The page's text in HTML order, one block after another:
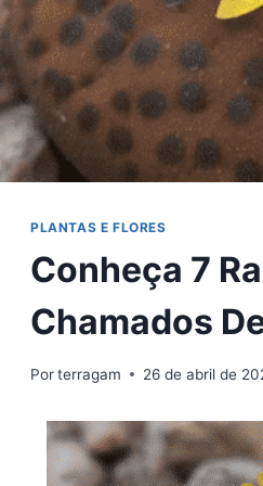
PLANTAS E FLORES
Conheça 7
Chamados
Porterragam 26 de abril de